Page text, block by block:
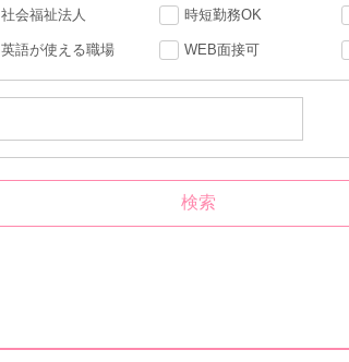
社会福祉法人 時短勤務OK
英語が使える職場 WEB面接可